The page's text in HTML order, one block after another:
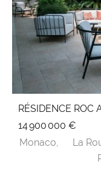
RÉSIDENCE ROC
14 900 000 €
Monaco,
La